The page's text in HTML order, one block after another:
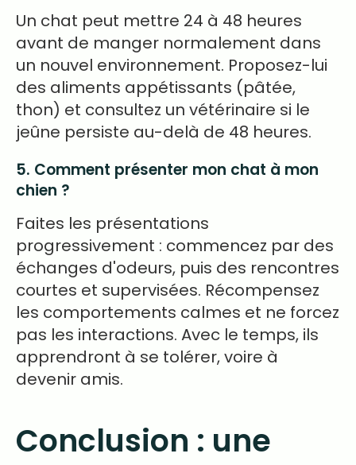
Un chat peut mettre 24 à 48 heures
avant de manger normalement dans
un nouvel environnement. Proposez-lui
des aliments appétissants (pâtée,
thon) et consultez un vétérinaire si le
jeûne persiste au-delà de 48 heures.
5. Comment présenter mon chat à mon
chien ?
Faites les présentations
progressivement : commencez par des
échanges d'odeurs, puis des rencontres
courtes et supervisées. Récompensez
les comportements calmes et ne forcez
pas les interactions. Avec le temps, ils
apprendront à se tolérer, voire à
devenir amis.
Conclusion : une